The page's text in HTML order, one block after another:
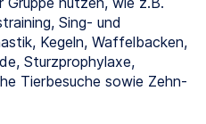
Sing- und
Kegeln, Waffelbacken,
Sturzprophylaxe,
Tierbesuche sowie Zehn-